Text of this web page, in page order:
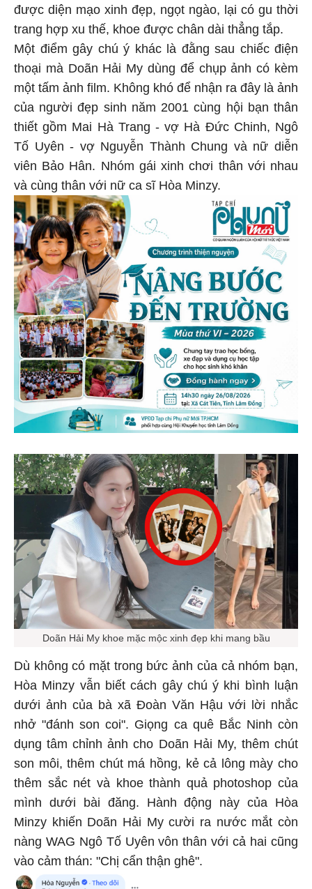
được diện mạo xinh đẹp, ngọt ngào, lại có gu thời
trang hợp xu thế, khoe được chân dài thẳng tắp.
Một điểm gây chú ý khác là đằng sau chiếc điện
thoại mà Doãn Hải My dùng để chụp ảnh có kèm
một tấm ảnh film. Không khó để nhận ra đây là ảnh
của người đẹp sinh năm 2001 cùng hội bạn thân
thiết gồm Mai Hà Trang - vợ Hà Đức Chinh, Ngô
Tố Uyên - vợ Nguyễn Thành Chung và nữ diễn
viên Bảo Hân. Nhóm gái xinh chơi thân với nhau
và cùng thân với nữ ca sĩ Hòa Minzy.
Doãn Hải My khoe mặc mộc xinh đẹp khi mang bầu
Dù không có mặt trong bức ảnh của cả nhóm bạn,
Hòa Minzy vẫn biết cách gây chú ý khi bình luận
dưới ảnh của bà xã Đoàn Văn Hậu với lời nhắc
nhở "đánh son coi". Giọng ca quê Bắc Ninh còn
dụng tâm chỉnh ảnh cho Doãn Hải My, thêm chút
son môi, thêm chút má hồng, kẻ cả lông mày cho
thêm sắc nét và khoe thành quả photoshop của
mình dưới bài đăng. Hành động này của Hòa
Minzy khiến Doãn Hải My cười ra nước mắt còn
nàng WAG Ngô Tố Uyên vôn thân với cả hai cũng
vào cảm thán: "Chị cẩn thận ghê".